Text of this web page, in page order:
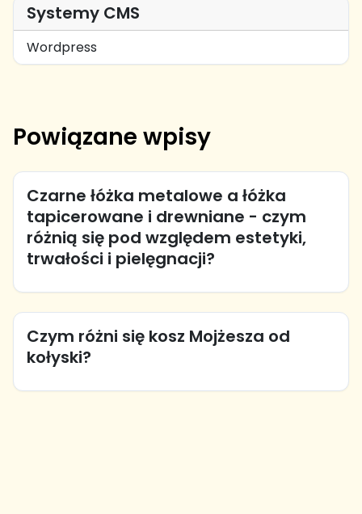
Systemy CMS
Wordpress
Powiązane wpisy
Czarne łóżka metalowe a łóżka
tapicerowane i drewniane - czym
różnią się pod względem estetyki,
trwałości i pielęgnacji?
Czym różni się kosz Mojżesza od
kołyski?